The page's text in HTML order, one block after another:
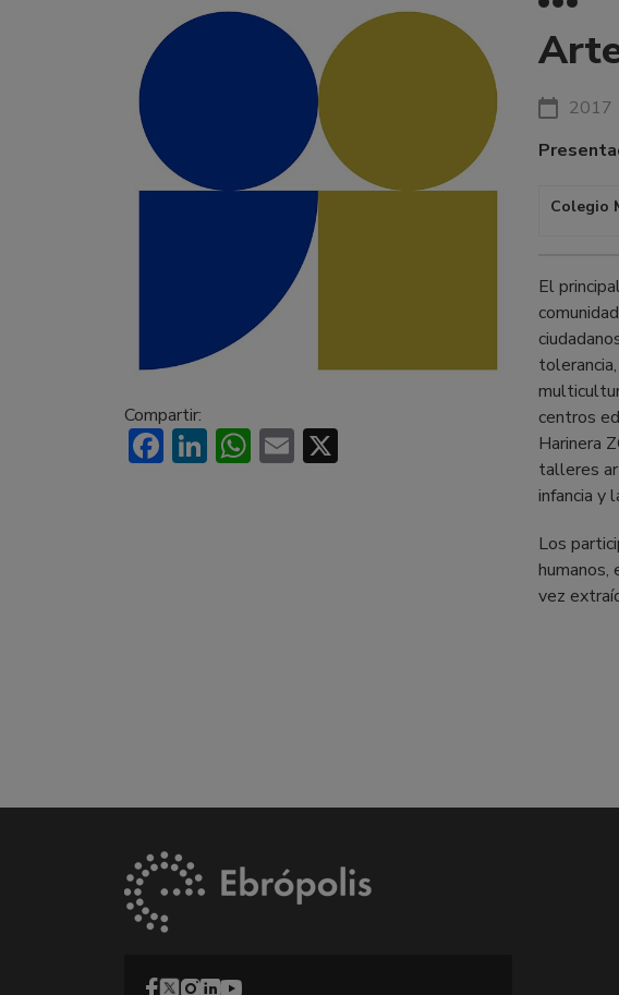
Compartir:
Facebook
LinkedIn
WhatsApp
Email
2017
Colegio
El
centros
Harinera
talleres
infancia y
Los
humanos,
vez